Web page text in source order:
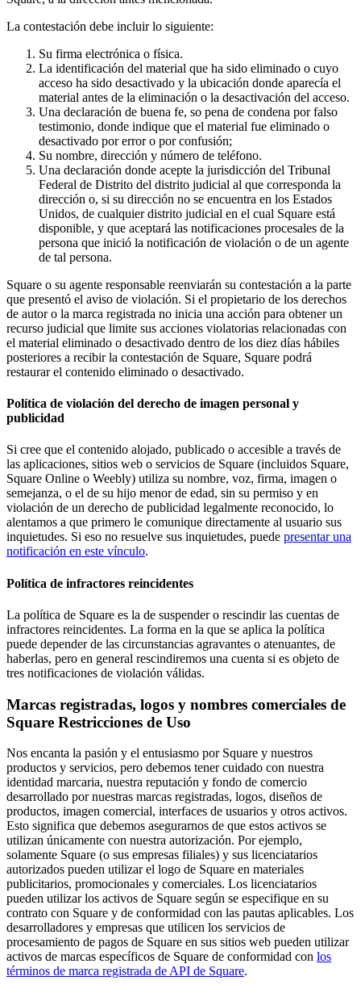
Cambia a Square
Salón de belleza
Salón de manicura y pedicura
Peluquería
Spa
Barbería
Tatuajes y piercings
Spa médico
Capacidades
Acepta pagos
Administra tus citas
Atrae nuevos clientes
Haz que tus clientes regresen
Programa y paga a tu equipo
Administra tu flujo de caja
Haz un seguimiento del rendimiento
Agrega fuentes de ingresos
Descubrir
Descripción general
Cambia a Square
Tipos
Hogar y comercio
Servicios automotrices
Transporte
Contratistas y especialistas
Servicios mascotas
Organizaciones y entidades sin fines de lucro
Servicios limpieza
Jardinería y actividades al aire libre
Diversión
Servicios de salud
Capacidades
Acepta pagos
Consigue más ventas
Mantén todo organizado
Administra el flujo de caja
La contestación debe incluir lo siguiente:
Su firma electrónica o física.
La identificación del material que ha sido eliminado o cuyo
acceso ha sido desactivado y la ubicación donde aparecía el
material antes de la eliminación o la desactivación del acceso.
Una declaración de buena fe, so pena de condena por falso
testimonio, donde indique que el material fue eliminado o
desactivado por error o por confusión;
Su nombre, dirección y número de teléfono.
Una declaración donde acepte la jurisdicción del Tribunal
Federal de Distrito del distrito judicial al que corresponda la
dirección o, si su dirección no se encuentra en los Estados
Unidos, de cualquier distrito judicial en el cual Square está
disponible, y que aceptará las notificaciones procesales de la
persona que inició la notificación de violación o de un agente
de tal persona.
Square o su agente responsable reenviarán su contestación a la parte
que presentó el aviso de violación. Si el propietario de los derechos
de autor o la marca registrada no inicia una acción para obtener un
recurso judicial que limite sus acciones violatorias relacionadas con
el material eliminado o desactivado dentro de los diez días hábiles
posteriores a recibir la contestación de Square, Square podrá
restaurar el contenido eliminado o desactivado.
Política de violación del derecho de imagen personal y
publicidad
Si cree que el contenido alojado, publicado o accesible a través de
las aplicaciones, sitios web o servicios de Square (incluidos Square,
Square Online o Weebly) utiliza su nombre, voz, firma, imagen o
semejanza, o el de su hijo menor de edad, sin su permiso y en
violación de un derecho de publicidad legalmente reconocido, lo
alentamos a que primero le comunique directamente al usuario sus
inquietudes. Si eso no resuelve sus inquietudes, puede presentar una
notificación en este vínculo.
Política de infractores reincidentes
La política de Square es la de suspender o rescindir las cuentas de
infractores reincidentes. La forma en la que se aplica la política
puede depender de las circunstancias agravantes o atenuantes, de
haberlas, pero en general rescindiremos una cuenta si es objeto de
tres notificaciones de violación válidas.
Marcas registradas, logos y nombres comerciales de
Square Restricciones de Uso
Nos encanta la pasión y el entusiasmo por Square y nuestros
productos y servicios, pero debemos tener cuidado con nuestra
identidad marcaria, nuestra reputación y fondo de comercio
desarrollado por nuestras marcas registradas, logos, diseños de
productos, imagen comercial, interfaces de usuarios y otros activos.
Esto significa que debemos asegurarnos de que estos activos se
utilizan únicamente con nuestra autorización. Por ejemplo,
solamente Square (o sus empresas filiales) y sus licenciatarios
autorizados pueden utilizar el logo de Square en materiales
publicitarios, promocionales y comerciales. Los licenciatarios
pueden utilizar los activos de Square según se especifique en su
contrato con Square y de conformidad con las pautas aplicables. Los
desarrolladores y empresas que utilicen los servicios de
procesamiento de pagos de Square en sus sitios web pueden utilizar
activos de marcas específicos de Square de conformidad con los
términos de marca registrada de API de Square.